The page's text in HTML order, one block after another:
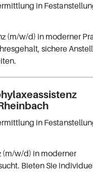
in
(m/w/d) in moderner
sichere
in
(m/w/d) in moderner
Bieten Sie